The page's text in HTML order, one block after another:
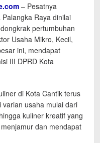
– Pesatnya
Raya dinilai
pertumbuhan
Usaha Mikro, Kecil,
ini, mendapat
III DPRD Kota
di Kota Cantik terus
usaha mulai dari
kuliner kreatif yang
dan mendapat